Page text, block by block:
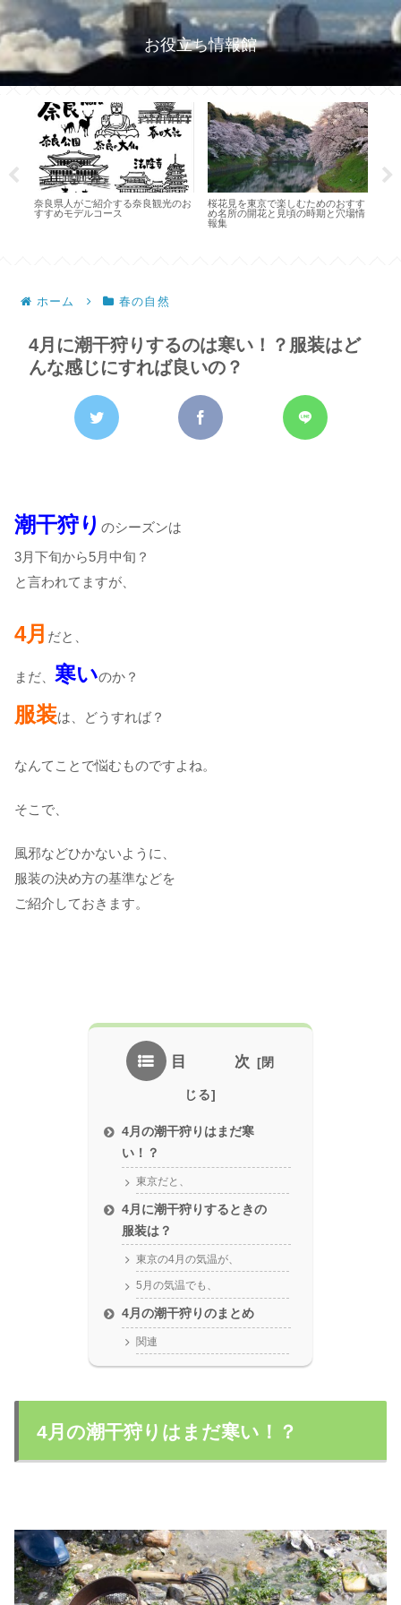
お役立ち情報館
奈良県人がご紹介する奈良観光のお
すすめモデルコース
桜花見を東京で楽しむためのおすす
め名所の開花と見頃の時期と穴場情
報集
ホーム 春の自然
4月に潮干狩りするのは寒い！？服装はど
んな感じにすれば良いの？
潮干狩り のシーズンは
3月下旬から5月中旬？
と言われてますが、
4月 だと、
まだ、 寒いのか？
服装は、どうすれば？
なんてことで悩むものですよね。
そこで、
風邪などひかないように、
服装の決め方の基準などを
ご紹介しておきます。
目 次
4月の潮干狩りはまだ寒
い！？
東京だと、
4月に潮干狩りするときの
服装は？
東京の4月の気温が、
5月の気温でも、
4月の潮干狩りのまとめ
関連
4月の潮干狩りはまだ寒い！？